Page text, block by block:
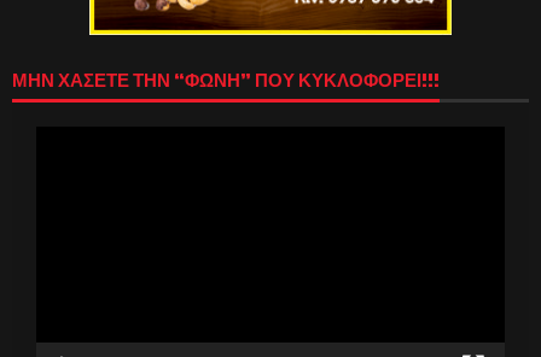
ΜΗΝ ΧΑΣΕΤΕ ΤΗΝ “ΦΩΝΗ” ΠΟΥ ΚΥΚΛΟΦΟΡΕΙ!!!